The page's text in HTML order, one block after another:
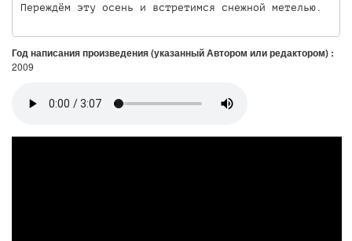
Переждём эту осень и встретимся снежной метелью.
Год написания произведения (указанный Автором или редактором) :
2009